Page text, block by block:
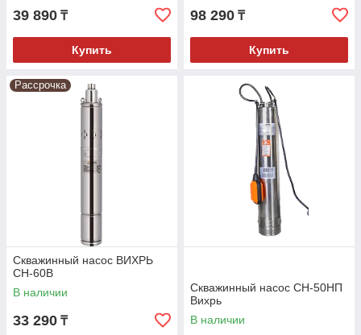
39 890 ₸
Купить
98 290 ₸
Купить
Рассрочка
Скважинный насос ВИХРЬ
СН-60B
В наличии
33 290 ₸
Скважинный насос СН-50НП
Вихрь
В наличии